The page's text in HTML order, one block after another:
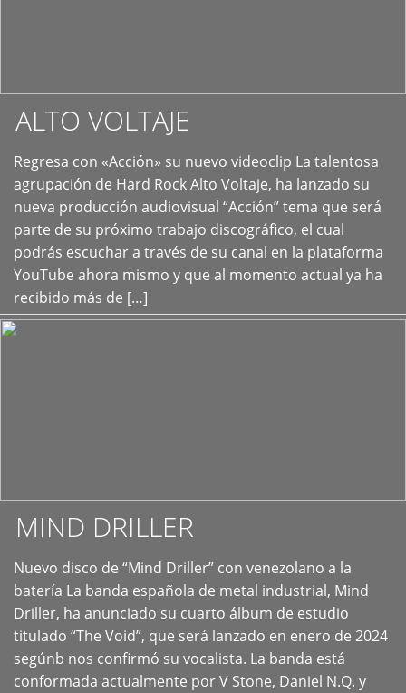
ALTO VOLTAJE
Regresa con «Acción» su nuevo videoclip La talentosa
agrupación de Hard Rock Alto Voltaje, ha lanzado su
nueva producción audiovisual “Acción” tema que será
parte de su próximo trabajo discográfico, el cual
podrás escuchar a través de su canal en la plataforma
YouTube ahora mismo y que al momento actual ya ha
recibido más de […]
+
MIND DRILLER
Nuevo disco de “Mind Driller” con venezolano a la
batería La banda española de metal industrial, Mind
Driller, ha anunciado su cuarto álbum de estudio
titulado “The Void”, que será lanzado en enero de 2024
segúnb nos confirmó su vocalista. La banda está
conformada actualmente por V Stone, Daniel N.Q. y
+